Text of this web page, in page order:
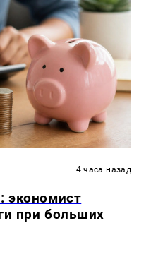
4 часа назад
экономист
при больших